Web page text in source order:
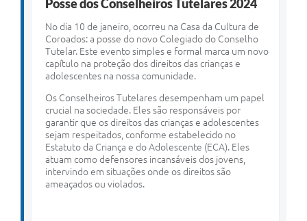
Posse dos Conselheiros Tutelares 2024
No dia 10 de janeiro, ocorreu na Casa da Cultura de
Coroados: a posse do novo Colegiado do Conselho
Tutelar. Este evento simples e formal marca um novo
capítulo na proteção dos direitos das crianças e
adolescentes na nossa comunidade.
Os Conselheiros Tutelares desempenham um papel
crucial na sociedade. Eles são responsáveis por
garantir que os direitos das crianças e adolescentes
sejam respeitados, conforme estabelecido no
Estatuto da Criança e do Adolescente (ECA). Eles
atuam como defensores incansáveis dos jovens,
intervindo em situações onde os direitos são
ameaçados ou violados.